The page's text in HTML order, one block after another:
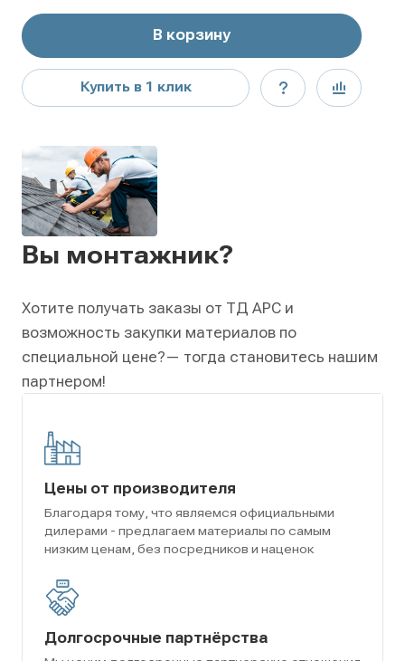
В корзину
Купить в 1 клик
Вы монтажник?
Хотите получать заказы от ТД АРС и
возможность закупки материалов по
специальной цене?— тогда становитесь нашим
партнером!
Цены от производителя
Благодаря тому, что являемся официальными
дилерами - предлагаем материалы по самым
низким ценам, без посредников и наценок
Долгосрочные партнёрства